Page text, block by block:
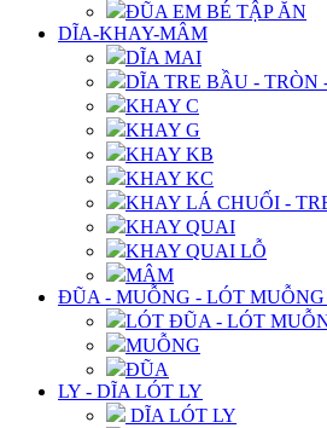
ĐŨA EM BÉ TẬP ĂN
DĨA-KHAY-MÂM
DĨA MAI
DĨA TRE BẦU - TRÒN
KHAY C
KHAY G
KHAY KB
KHAY KC
KHAY LÁ CHUỐI -
KHAY QUAI
KHAY QUAI LỖ
MÂM
ĐŨA - MUỖNG - LÓT
LÓT ĐŨA - LÓT
MUỖNG
ĐŨA
LY - DĨA LÓT LY
DĨA LÓT LY